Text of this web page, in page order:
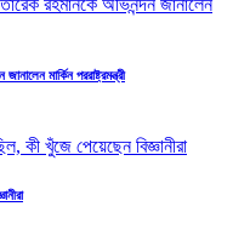
মার্কিন পররাষ্ট্রমন্ত্রী